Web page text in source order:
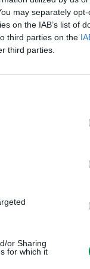
may separately
on the IAB’s list of
third parties on the
third parties.
or Sharing
for which it
Laserowa
Kolor Cyjan
1 szt.
Do 4000
Lexmark
o